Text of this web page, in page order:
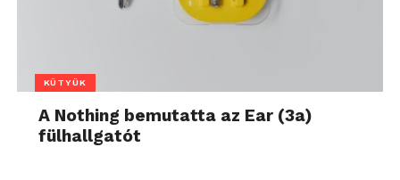
KÜTYÜK
A Nothing bemutatta az Ear (3a)
fülhallgatót